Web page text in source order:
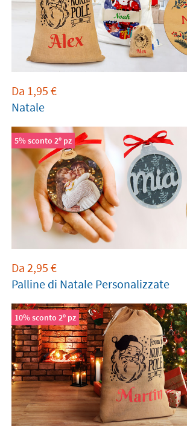
Da 1,95 €
Natale
5% sconto 2º pz
Da 2,95 €
Palline di Natale Personalizzate
10% sconto 2º pz